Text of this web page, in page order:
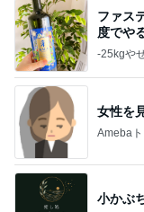
ファス
度でや
‐25kgや
女性を
Ameba
小かぶ